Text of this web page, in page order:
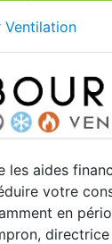
Ventilation
les aides
votre
en